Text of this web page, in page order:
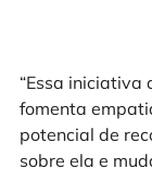
“Essa iniciativa
fomenta
potencial de
sobre ela e